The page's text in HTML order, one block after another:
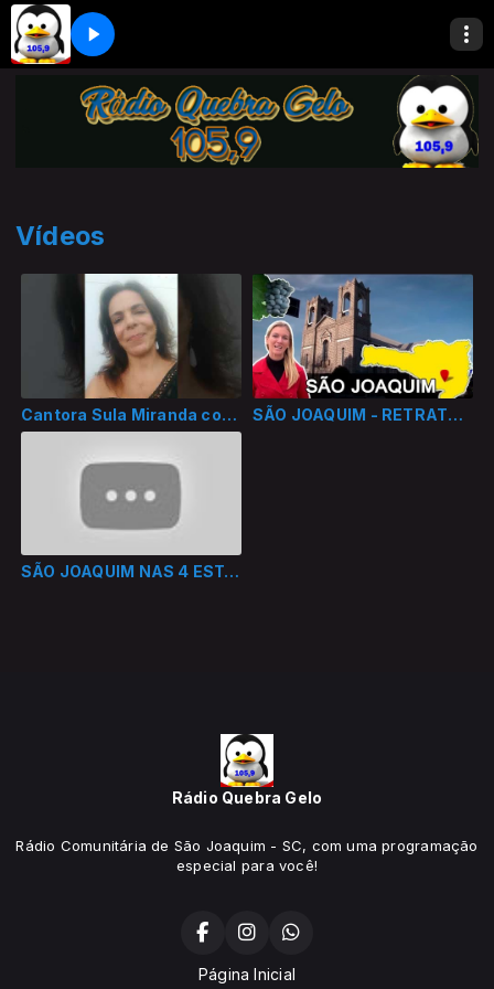
Vídeos
Cantora Sula Miranda com a 105,9 SÃO JOAQUIM - RETRATOS DE SANTA CATARINA
SÃO JOAQUIM NAS 4 ESTAÇÕES
Rádio Quebra Gelo
Rádio Comunitária de São Joaquim - SC, com uma programação
especial para você!
Página Inicial